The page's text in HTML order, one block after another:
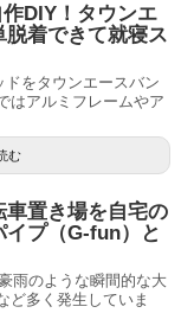
DIY！タウンエ
着できて就寝ス
をタウンエースバン
はアルミフレームやア
む
置き場を自宅の
プ（G-fun）と
のような瞬間的な大
ど多く発生していま